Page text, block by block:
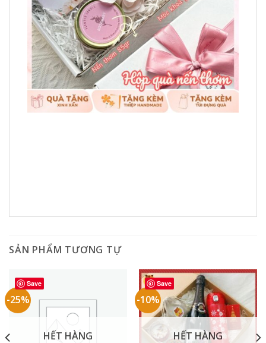
SẢN PHẨM TƯƠNG TỰ
Save
-25%
HẾT HÀNG
Save
-10%
HẾT HÀNG